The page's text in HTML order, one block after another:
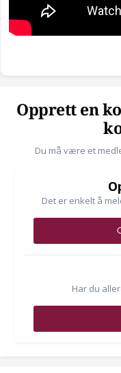
Opprett en
Du må være et
Det er enkelt å
Har du